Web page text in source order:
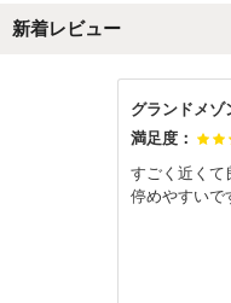
新着レビュー
グランドメゾ
満足度：
すごく近くて
停めやすいで